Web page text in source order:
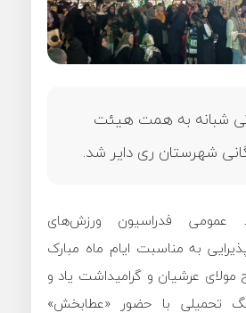
شبانه به همت هیئت
شهرستان ری دایر شد.
عمومی فدراسیون ورزش‌های
به مناسبت ایام ماه مبارک
عرشیان و گرامیداشت یاد و
تحمیلی با حضور «عطابخش»